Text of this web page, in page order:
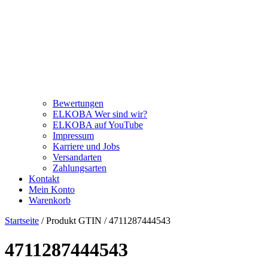
Bewertungen
ELKOBA Wer sind wir?
ELKOBA auf YouTube
Impressum
Karriere und Jobs
Versandarten
Zahlungsarten
Kontakt
Mein Konto
Warenkorb
Startseite / Produkt GTIN / 4711287444543
4711287444543